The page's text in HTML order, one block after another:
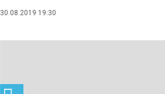
30.08.2019 19:30